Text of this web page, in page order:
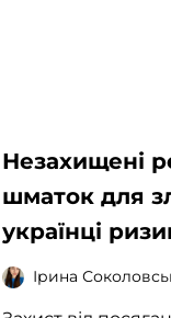
Незахищені
шматок для
українці
даними через
Ірина